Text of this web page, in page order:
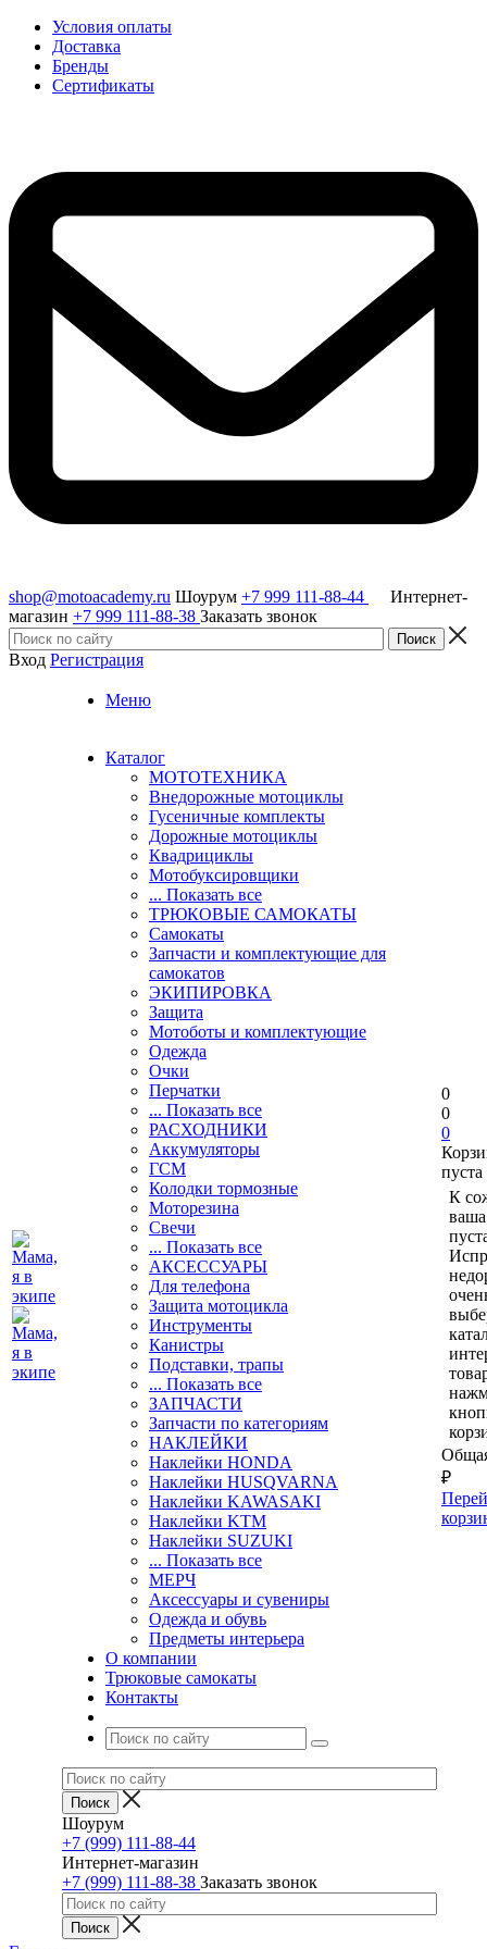
Условия оплаты
Доставка
Бренды
Сертификаты
shop@motoacademy.ru Шоурум +7 999 111-88-44
Интернет-
магазин +7 999 111-88-38 Заказать звонок
Вход Регистрация
Меню
Каталог
МОТОТЕХНИКА
Внедорожные мотоциклы
Гусеничные комплекты
Дорожные мотоциклы
Квадрициклы
Мотобуксировщики
... Показать все
ТРЮКОВЫЕ САМОКАТЫ
Самокаты
Запчасти и комплектующие для
самокатов
ЭКИПИРОВКА
Защита
Мотоботы и комплектующие
Одежда
Очки
Перчатки
... Показать все
РАСХОДНИКИ
Аккумуляторы
ГСМ
Колодки тормозные
Моторезина
Свечи
... Показать все
АКСЕССУАРЫ
Для телефона
Защита мотоцикла
Инструменты
Канистры
Подставки, трапы
... Показать все
ЗАПЧАСТИ
Запчасти по категориям
НАКЛЕЙКИ
Наклейки HONDA
Наклейки HUSQVARNA
Наклейки KAWASAKI
Наклейки KTM
Наклейки SUZUKI
... Показать все
МЕРЧ
Аксессуары и сувениры
Одежда и обувь
Предметы интерьера
О компании
Трюковые самокаты
Контакты
Шоурум
+7 (999) 111-88-44
Интернет-магазин
+7 (999) 111-88-38 Заказать звонок
0
0
0
пуста
К
₽